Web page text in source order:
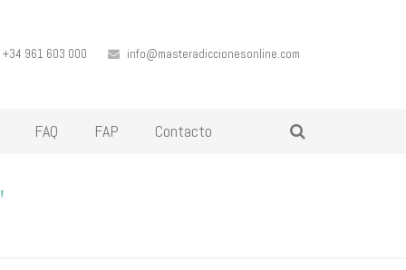
+34 961 603 000 info@masteradiccionesonline.com
FAQ FAP Contacto